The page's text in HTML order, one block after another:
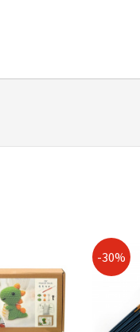
-30%